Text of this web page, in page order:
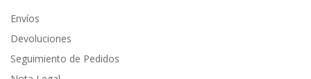
Envíos
Devoluciones
Seguimiento de Pedidos